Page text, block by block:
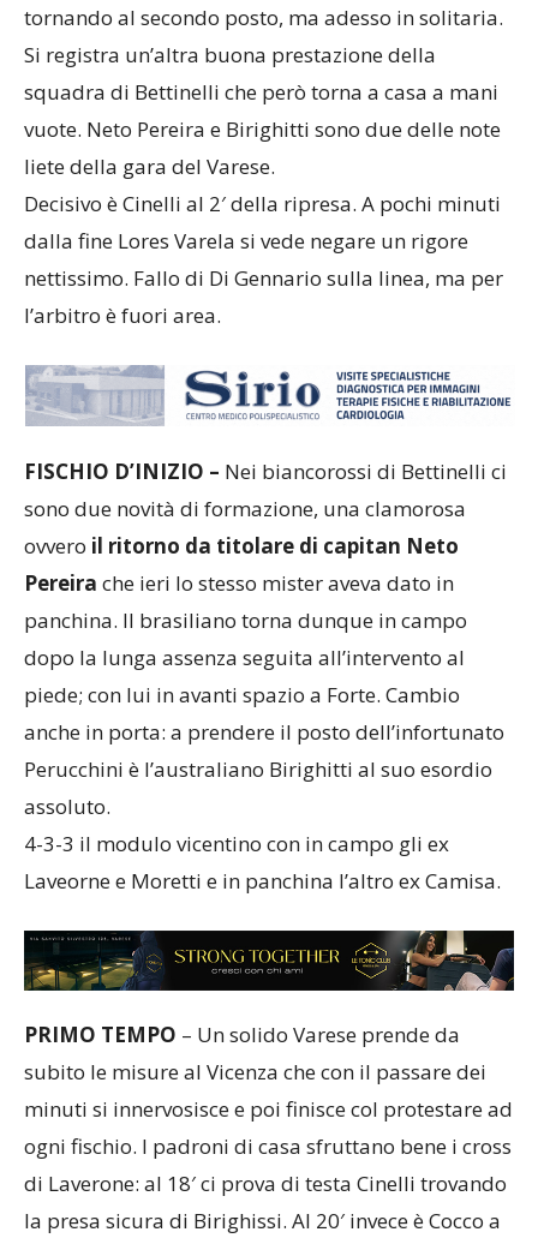
tornando al secondo posto, ma adesso in solitaria.
Si registra un’altra buona prestazione della
squadra di Bettinelli che però torna a casa a mani
vuote. Neto Pereira e Birighitti sono due delle note
liete della gara del Varese.
Decisivo è Cinelli al 2′ della ripresa. A pochi minuti
dalla fine Lores Varela si vede negare un rigore
nettissimo. Fallo di Di Gennario sulla linea, ma per
l’arbitro è fuori area.
sono due novità di formazione, una clamorosa
ovvero
il ritorno da titolare di capitan Neto
panchina. Il brasiliano torna dunque in campo
dopo la lunga assenza seguita all’intervento al
piede; con lui in avanti spazio a Forte. Cambio
anche in porta: a prendere il posto dell’infortunato
Perucchini è l’australiano Birighitti al suo esordio
4-3-3 il modulo vicentino con in campo gli ex
Laveorne e Moretti e in panchina l’altro ex Camisa.
PRIMO TEMPO– Un solido Varese prende da
subito le misure al Vicenza che con il passare dei
minuti si innervosisce e poi finisce col protestare ad
ogni fischio. I padroni di casa sfruttano bene i cross
di Laverone: al 18′ ci prova di testa Cinelli trovando